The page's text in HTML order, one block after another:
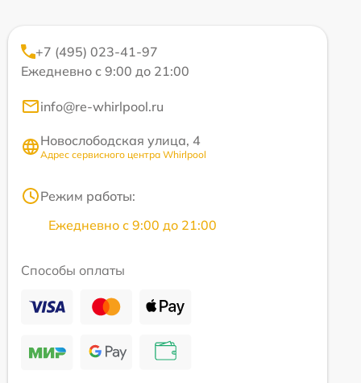
+7 (495) 023-41-97
Ежедневно с 9:00 до 21:00
info@re-whirlpool.ru
Новослободская улица, 4
Адрес сервисного центра Whirlpool
Режим работы:
Ежедневно с 9:00 до 21:00
Способы оплаты